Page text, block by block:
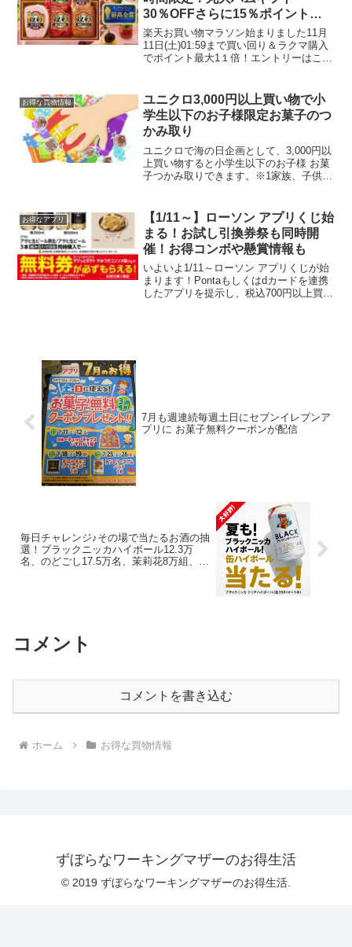
30％OFFさらに15％ポイントア
ップ
楽天お買い物マラソン始まりました11月
11日(土)01:59まで買い回り＆ラクマ購入
でポイント最大1１倍！エントリーはこち
大ハムギフト30％OFFさらに15％ポイ
ン...
お得な買物情報
ユニクロ3,000円以上買い物で小
学生以下のお子様限定お菓子のつ
かみ取り
ユニクロで海の日企画として、3,000円以
上買い物すると小学生以下のお子様 お菓
子つかみ取りできます。※1家族、子供1
買い上げで、小学生以下のお子様を3人
お...
お得なアプリ
【1/11～】ローソン アプリくじ始
まる！お試し引換券祭も同時開
催！お得コンボや懸賞情報も
いよいよ1/11～ローソン アプリくじが始
まります！Pontaもしくはdカードを連携
したアプリを提示し、税込700円以上買っ
7月も週連続毎週土日にセブンイレブンア
プリに お菓子無料クーポンが配信
毎日チャレンジ♪その場で当たるお酒の抽
選！ブラックニッカハイボール12.3万
名、のどごし17.5万名、茉莉花8万組、ア
コメント
コメントを書き込む
ホーム お得な買物情報
ずぼらなワーキングマザーのお得生活
© 2019 ずぼらなワーキングマザーのお得生活.